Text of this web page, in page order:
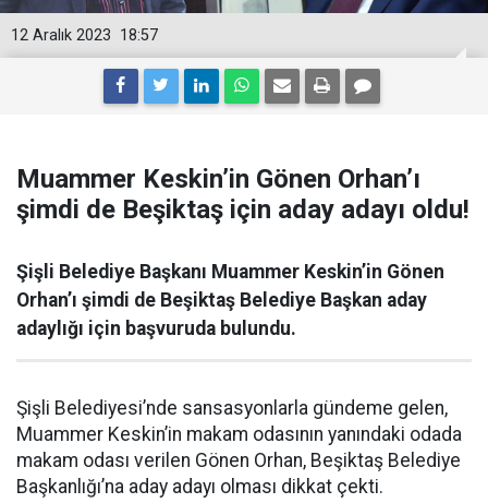
18:57
12 Aralık 2023
Muammer Keskin’in Gönen Orhan’ı
şimdi de Beşiktaş için aday adayı oldu!
Şişli Belediye Başkanı Muammer Keskin’in Gönen
Orhan’ı şimdi de Beşiktaş Belediye Başkan aday
adaylığı için başvuruda bulundu.
Şişli Belediyesi’nde sansasyonlarla gündeme gelen,
Muammer Keskin’in makam odasının yanındaki odada
makam odası verilen Gönen Orhan, Beşiktaş Belediye
Başkanlığı’na aday adayı olması dikkat çekti.